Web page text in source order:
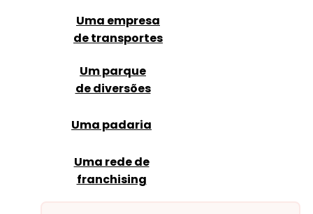
Uma empresa
de transportes
Um parque
de diversões
Uma padaria
Uma rede de
franchising